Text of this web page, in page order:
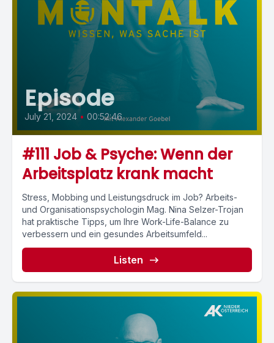
Episode
July 21, 2024 • 00:52:46
#111 Job & Psyche: Wenn der
Arbeitsplatz krank macht
Stress, Mobbing und Leistungsdruck im Job? Arbeits-
und Organisationspsychologin Mag. Nina Selzer-Trojan
hat praktische Tipps, um Ihre Work-Life-Balance zu
verbessern und ein gesundes Arbeitsumfeld...
Listen